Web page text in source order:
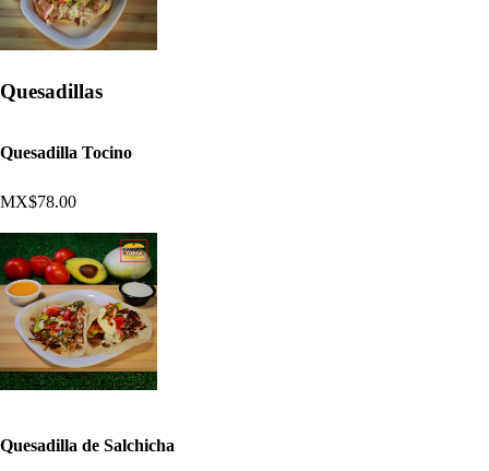
Quesadillas
Quesadilla Tocino
MX$78.00
Quesadilla de Salchicha